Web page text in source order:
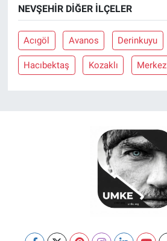
NEVŞEHIR DIĞER İLÇELER
Acıgöl Avanos Derinkuyu
Hacıbektaş Kozaklı Merkez